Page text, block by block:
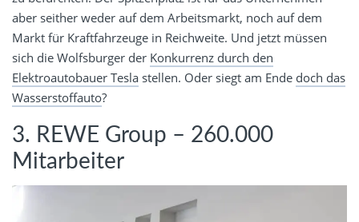
aber seither weder auf dem Arbeitsmarkt, noch auf dem
Markt für Kraftfahrzeuge in Reichweite. Und jetzt müssen
sich die Wolfsburger der Konkurrenz durch den
Elektroautobauer Tesla stellen. Oder siegt am Ende doch das
Wasserstoffauto?
3. REWE Group – 260.000
Mitarbeiter